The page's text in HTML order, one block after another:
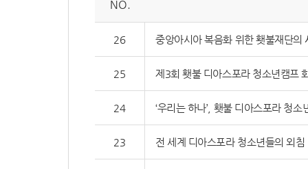
NO.
26 중앙아시아 복음화 위한 횃불재단의
25 제3회 횃불 디아스포라 청소년캠프
24 ‘우리는 하나’, 횃불 디아스포라 청소
23 전 세계 디아스포라 청소년들의 외